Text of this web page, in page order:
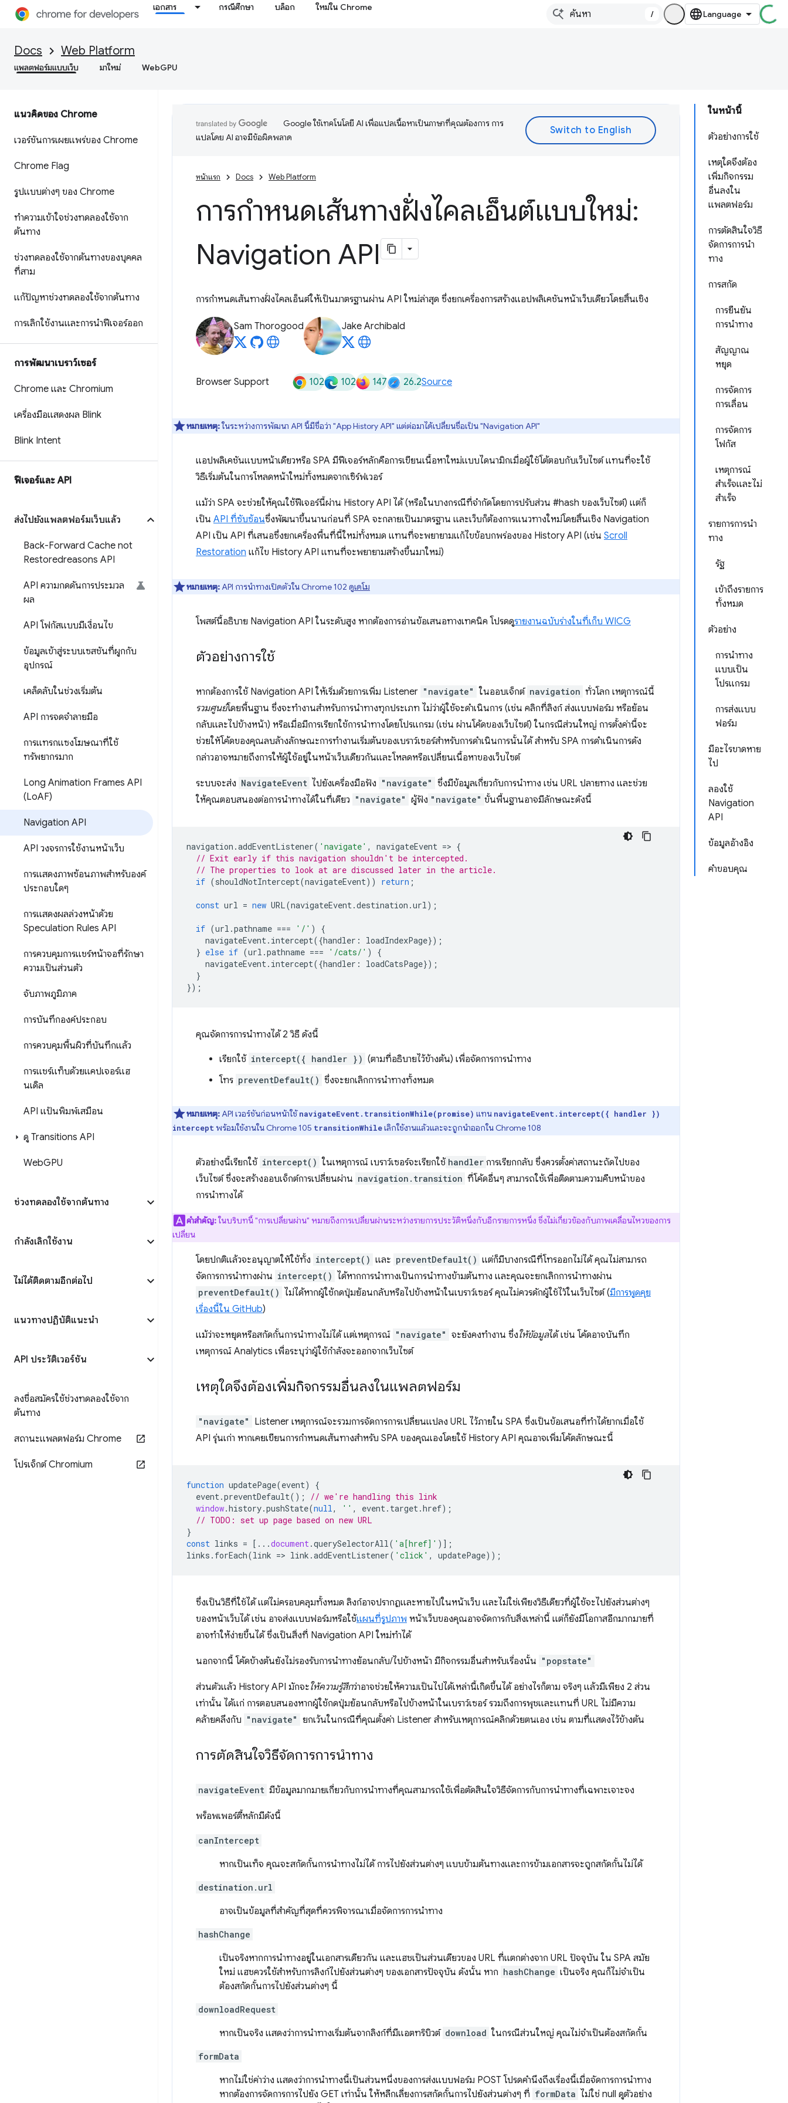
เอกสาร กรณีศึกษา บล็อก ใหม่ใน Chrome
/
Docs Web Platform
แพลตฟอร์มแบบเว็บ มาใหม่ WebGPU
แนวคิดของ Chrome
เวอร์ชันการเผยแพร่ของ Chrome
Chrome Flag
รูปแบบต่างๆ ของ Chrome
ทําความเข้าใจช่วงทดลองใช้จาก
ต้นทาง
ช่วงทดลองใช้จากต้นทางของบุคคล
ที่สาม
แก้ปัญหาช่วงทดลองใช้จากต้นทาง
การเลิกใช้งานและการนำฟีเจอร์ออก
การพัฒนาเบราว์เซอร์
Chrome และ Chromium
เครื่องมือแสดงผล Blink
Blink Intent
ฟีเจอร์และ API
ส่งไปยังแพลตฟอร์มเว็บแล้ว
Back-Forward Cache not
Restoredreasons API
API ความกดดันการประมวล
ผล
API โฟกัสแบบมีเงื่อนไข
ข้อมูลเข้าสู่ระบบเซสชันที่ผูกกับ
อุปกรณ์
เคล็ดลับในช่วงเริ่มต้น
API การจดจำลายมือ
การแทรกแซงโฆษณาที่ใช้
ทรัพยากรมาก
Long Animation Frames API
(LoAF)
Navigation API
API วงจรการใช้งานหน้าเว็บ
การแสดงภาพซ้อนภาพสำหรับองค์
ประกอบใดๆ
การแสดงผลล่วงหน้าด้วย
Speculation Rules API
การควบคุมการแชร์หน้าจอที่รักษา
ความเป็นส่วนตัว
จับภาพภูมิภาค
การบันทึกองค์ประกอบ
การควบคุมพื้นผิวที่บันทึกแล้ว
การแชร์แท็บด้วยแคปเจอร์แฮ
นเดิล
API แป้นพิมพ์เสมือน
ดู Transitions API
WebGPU
ช่วงทดลองใช้จากต้นทาง
กำลังเลิกใช้งาน
ไม่ได้ติดตามอีกต่อไป
แนวทางปฏิบัติแนะนำ
API ประวัติเวอร์ชัน
ลงชื่อสมัครใช้ช่วงทดลองใช้จาก
ต้นทาง
สถานะแพลตฟอร์ม Chrome
โปรเจ็กต์ Chromium
ในหน้านี้
ตัวอย่างการใช้
เหตุใดจึงต้อง
เพิ่มกิจกรรม
อื่นลงใน
แพลตฟอร์ม
การตัดสินใจวิธี
จัดการการนำ
ทาง
การสกัด
การยืนยัน
การนำทาง
สัญญาณ
หยุด
การจัดการ
การเลื่อน
การจัดการ
โฟกัส
เหตุการณ์
สำเร็จและไม่
สำเร็จ
รายการการนำ
ทาง
รัฐ
เข้าถึงรายการ
ทั้งหมด
ตัวอย่าง
การนำทาง
แบบเป็น
โปรแกรม
การส่งแบบ
ฟอร์ม
มีอะไรขาดหาย
ไป
ลองใช้
Navigation
API
ข้อมูลอ้างอิง
คำขอบคุณ
Google ใช้เทคโนโลยี AI เพื่อแปลเนื้อหาเป็นภาษาที่คุณต้องการ การ
แปลโดย AI อาจมีข้อผิดพลาด
หน้าแรก Docs Web Platform
การกำหนดเส้นทางฝั่งไคลเอ็นต์แบบใหม่:
Navigation API
การกำหนดเส้นทางฝั่งไคลเอ็นต์ให้เป็นมาตรฐานผ่าน API ใหม่ล่าสุด ซึ่งยกเครื่องการสร้างแอปพลิเคชันหน้าเว็บเดียวโดยสิ้นเชิง
Sam Thorogood Jake Archibald
Browser Support 102 102 147 26.2Source
หมายเหตุ:ในระหว่างการพัฒนา API นี้มีชื่อว่า "App History API" แต่ต่อมาได้เปลี่ยนชื่อเป็น "Navigation API"
แอปพลิเคชันแบบหน้าเดียวหรือ SPA มีฟีเจอร์หลักคือการเขียนเนื้อหาใหม่แบบไดนามิกเมื่อผู้ใช้โต้ตอบกับเว็บไซต์ แทนที่จะใช้
วิธีเริ่มต้นในการโหลดหน้าใหม่ทั้งหมดจากเซิร์ฟเวอร์
แม้ว่า SPA จะช่วยให้คุณใช้ฟีเจอร์นี้ผ่าน History API ได้ (หรือในบางกรณีที่จำกัดโดยการปรับส่วน #hash ของเว็บไซต์) แต่ก็
เป็น API ที่ซับซ้อนซึ่งพัฒนาขึ้นนานก่อนที่ SPA จะกลายเป็นมาตรฐาน และเว็บก็ต้องการแนวทางใหม่โดยสิ้นเชิง Navigation
API เป็น API ที่เสนอซึ่งยกเครื่องพื้นที่นี้ใหม่ทั้งหมด แทนที่จะพยายามแก้ไขข้อบกพร่องของ History API (เช่น Scroll
Restoration แก้ไข History API แทนที่จะพยายามสร้างขึ้นมาใหม่)
หมายเหตุ:API การนำทางเปิดตัวใน Chrome 102 ดูเดโม
โพสต์นี้อธิบาย Navigation API ในระดับสูง หากต้องการอ่านข้อเสนอทางเทคนิค โปรดดูรายงานฉบับร่างในที่เก็บ WICG
ตัวอย่างการใช้
หากต้องการใช้ Navigation API ให้เริ่มด้วยการเพิ่ม Listener "navigate" ในออบเจ็กต์ navigation ทั่วโลก เหตุการณ์นี้
รวมศูนย์โดยพื้นฐาน ซึ่งจะทํางานสําหรับการนําทางทุกประเภท ไม่ว่าผู้ใช้จะดําเนินการ (เช่น คลิกที่ลิงก์ ส่งแบบฟอร์ม หรือย้อน
กลับและไปข้างหน้า) หรือเมื่อมีการเรียกใช้การนําทางโดยโปรแกรม (เช่น ผ่านโค้ดของเว็บไซต์) ในกรณีส่วนใหญ่ การตั้งค่านี้จะ
ช่วยให้โค้ดของคุณลบล้างลักษณะการทำงานเริ่มต้นของเบราว์เซอร์สำหรับการดำเนินการนั้นได้ สำหรับ SPA การดำเนินการดัง
กล่าวอาจหมายถึงการให้ผู้ใช้อยู่ในหน้าเว็บเดียวกันและโหลดหรือเปลี่ยนเนื้อหาของเว็บไซต์
ระบบจะส่ง NavigateEvent ไปยังเครื่องมือฟัง "navigate" ซึ่งมีข้อมูลเกี่ยวกับการนำทาง เช่น URL ปลายทาง และช่วย
ให้คุณตอบสนองต่อการนำทางได้ในที่เดียว "navigate" ผู้ฟัง "navigate" ขั้นพื้นฐานอาจมีลักษณะดังนี้
navigation .addEventListener( 'navigate' , navigateEvent => {
// Exit early if this navigation shouldn't be intercepted.
// The properties to look at are discussed later in the article.
if (shouldNotIntercept(navigateEvent)) return ;
const url = new URL(navigateEvent.destination .url);
if (url .pathname === '/' )
{
navigateEvent. intercept({handler : loadIndexPage});
} else if (url .pathname === '/cats/' )
{
navigateEvent. intercept({handler : loadCatsPage});
}
});
คุณจัดการการนำทางได้ 2 วิธี ดังนี้
เรียกใช้ intercept({ handler }) (ตามที่อธิบายไว้ข้างต้น) เพื่อจัดการการนำทาง
โทร preventDefault() ซึ่งจะยกเลิกการนำทางทั้งหมด
หมายเหตุ:API เวอร์ชันก่อนหน้าใช้navigateEvent.transitionWhile(promise) แทน navigateEvent.intercept({ handler })
intercept พร้อมใช้งานใน Chrome 105 transitionWhileเลิกใช้งานแล้วและจะถูกนำออกใน Chrome 108
ตัวอย่างนี้เรียกใช้ intercept() ในเหตุการณ์ เบราว์เซอร์จะเรียกใช้ handler การเรียกกลับ ซึ่งควรตั้งค่าสถานะถัดไปของ
เว็บไซต์ ซึ่งจะสร้างออบเจ็กต์การเปลี่ยนผ่าน navigation.transition ที่โค้ดอื่นๆ สามารถใช้เพื่อติดตามความคืบหน้าของ
การนำทางได้
คำสำคัญ:ในบริบทนี้ "การเปลี่ยนผ่าน" หมายถึงการเปลี่ยนผ่านระหว่างรายการประวัติหนึ่งกับอีกรายการหนึ่ง ซึ่งไม่เกี่ยวข้องกับภาพเคลื่อนไหวของการ
เปลี่ยน
โดยปกติแล้วจะอนุญาตให้ใช้ทั้ง intercept() และ preventDefault() แต่ก็มีบางกรณีที่โทรออกไม่ได้ คุณไม่สามารถ
จัดการการนำทางผ่าน intercept() ได้หากการนำทางเป็นการนำทางข้ามต้นทาง และคุณจะยกเลิกการนำทางผ่าน
preventDefault() ไม่ได้หากผู้ใช้กดปุ่มย้อนกลับหรือไปข้างหน้าในเบราว์เซอร์ คุณไม่ควรดักผู้ใช้ไว้ในเว็บไซต์ (มีการพูดคุย
เรื่องนี้ใน GitHub)
แม้ว่าจะหยุดหรือสกัดกั้นการนำทางไม่ได้ แต่เหตุการณ์ "navigate" จะยังคงทํางาน ซึ่งให้ข้อมูลได้ เช่น โค้ดอาจบันทึก
เหตุการณ์ Analytics เพื่อระบุว่าผู้ใช้กําลังจะออกจากเว็บไซต์
เหตุใดจึงต้องเพิ่มกิจกรรมอื่นลงในแพลตฟอร์ม
"navigate"
Listener เหตุการณ์จะรวมการจัดการการเปลี่ยนแปลง URL ไว้ภายใน SPA ซึ่งเป็นข้อเสนอที่ทำได้ยากเมื่อใช้
API รุ่นเก่า หากเคยเขียนการกำหนดเส้นทางสำหรับ SPA ของคุณเองโดยใช้ History API คุณอาจเพิ่มโค้ดลักษณะนี้
function updatePage(event)
{
event.preventDefault();
// we're handling this link
window.history.pushState(null, '' , event. target.href);
// TODO: set up page based on new URL
}
const links = [...document.querySelectorAll( 'a[href]' )];
links . forEach(link => link .addEventListener( 'click' , updatePage));
ซึ่งเป็นวิธีที่ใช้ได้ แต่ไม่ครอบคลุมทั้งหมด ลิงก์อาจปรากฏและหายไปในหน้าเว็บ และไม่ใช่เพียงวิธีเดียวที่ผู้ใช้จะไปยังส่วนต่างๆ
ของหน้าเว็บได้ เช่น อาจส่งแบบฟอร์มหรือใช้แผนที่รูปภาพ หน้าเว็บของคุณอาจจัดการกับสิ่งเหล่านี้ แต่ก็ยังมีโอกาสอีกมากมายที่
อาจทำให้ง่ายขึ้นได้ ซึ่งเป็นสิ่งที่ Navigation API ใหม่ทำได้
นอกจากนี้ โค้ดข้างต้นยังไม่รองรับการนำทางย้อนกลับ/ไปข้างหน้า มีกิจกรรมอื่นสำหรับเรื่องนั้น "popstate"
ส่วนตัวแล้ว History API มักจะให้ความรู้สึกว่าอาจช่วยให้ความเป็นไปได้เหล่านี้เกิดขึ้นได้ อย่างไรก็ตาม จริงๆ แล้วมีเพียง 2 ส่วน
เท่านั้น ได้แก่ การตอบสนองหากผู้ใช้กดปุ่มย้อนกลับหรือไปข้างหน้าในเบราว์เซอร์ รวมถึงการพุชและแทนที่ URL ไม่มีความ
คล้ายคลึงกับ "navigate" ยกเว้นในกรณีที่คุณตั้งค่า Listener สำหรับเหตุการณ์คลิกด้วยตนเอง เช่น ตามที่แสดงไว้ข้างต้น
การตัดสินใจวิธีจัดการการนำทาง
navigateEvent มีข้อมูลมากมายเกี่ยวกับการนําทางที่คุณสามารถใช้เพื่อตัดสินใจวิธีจัดการกับการนําทางที่เฉพาะเจาะจง
พร็อพเพอร์ตี้หลักมีดังนี้
canIntercept
หากเป็นเท็จ คุณจะสกัดกั้นการนำทางไม่ได้ การไปยังส่วนต่างๆ แบบข้ามต้นทางและการข้ามเอกสารจะถูกสกัดกั้นไม่ได้
destination.url
อาจเป็นข้อมูลที่สำคัญที่สุดที่ควรพิจารณาเมื่อจัดการการนำทาง
hashChange
เป็นจริงหากการนำทางอยู่ในเอกสารเดียวกัน และแฮชเป็นส่วนเดียวของ URL ที่แตกต่างจาก URL ปัจจุบัน ใน SPA สมัย
ใหม่ แฮชควรใช้สำหรับการลิงก์ไปยังส่วนต่างๆ ของเอกสารปัจจุบัน ดังนั้น หาก hashChange เป็นจริง คุณก็ไม่จำเป็น
ต้องสกัดกั้นการไปยังส่วนต่างๆ นี้
downloadRequest
หากเป็นจริง แสดงว่าการนำทางเริ่มต้นจากลิงก์ที่มีแอตทริบิวต์ download ในกรณีส่วนใหญ่ คุณไม่จำเป็นต้องสกัดกั้น
formData
หากไม่ใช่ค่าว่าง แสดงว่าการนำทางนี้เป็นส่วนหนึ่งของการส่งแบบฟอร์ม POST โปรดคำนึงถึงเรื่องนี้เมื่อจัดการการนำทาง
หากต้องการจัดการการไปยัง GET เท่านั้น ให้หลีกเลี่ยงการสกัดกั้นการไปยังส่วนต่างๆ ที่ formData ไม่ใช่ null ดูตัวอย่าง